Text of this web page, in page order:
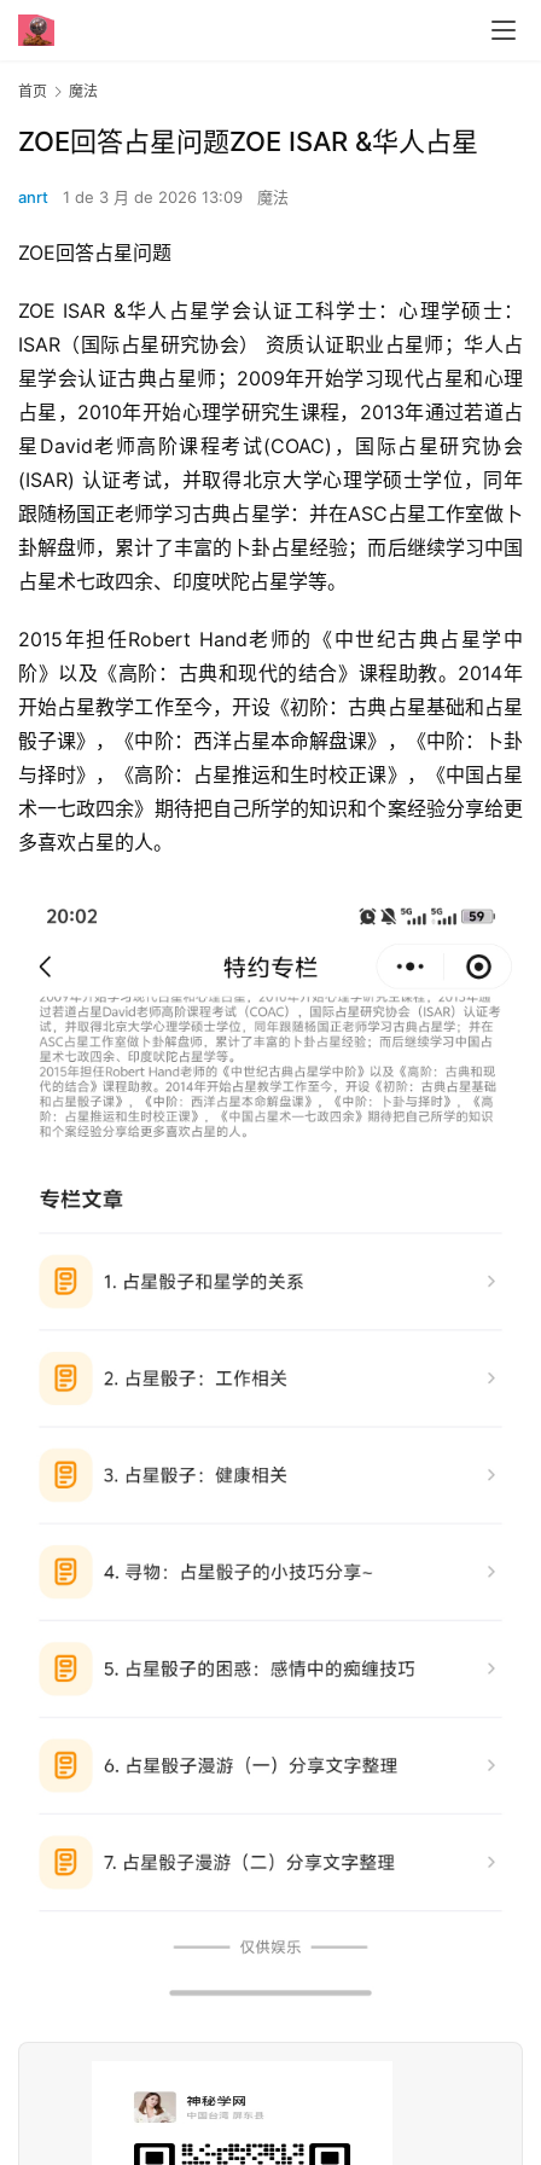
首页 魔法
ZOE回答占星问题ZOE ISAR &华人占星
anrt 1 de 3 月 de 2026 13:09 魔法
ZOE回答占星问题
ZOE ISAR &华人占星学会认证工科学士：心理学硕士：
ISAR（国际占星研究协会） 资质认证职业占星师；华人占
星学会认证古典占星师；2009年开始学习现代占星和心理
占星，2010年开始心理学研究生课程，2013年通过若道占
星David老师高阶课程考试(COAC)，国际占星研究协会
(ISAR) 认证考试，并取得北京大学心理学硕士学位，同年
跟随杨国正老师学习古典占星学：并在ASC占星工作室做卜
卦解盘师，累计了丰富的卜卦占星经验；而后继续学习中国
占星术七政四余、印度吠陀占星学等。
2015年担任Robert Hand老师的《中世纪古典占星学中
阶》以及《高阶：古典和现代的结合》课程助教。2014年
开始占星教学工作至今，开设《初阶：古典占星基础和占星
骰子课》，《中阶：西洋占星本命解盘课》，《中阶：卜卦
与择时》，《高阶：占星推运和生时校正课》，《中国占星
术一七政四余》期待把自己所学的知识和个案经验分享给更
多喜欢占星的人。